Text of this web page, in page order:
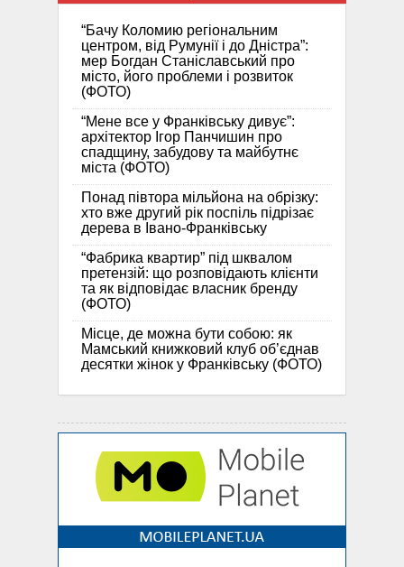
“Бачу Коломию регіональним
центром, від Румунії і до Дністра”:
мер Богдан Станіславський про
місто, його проблеми і розвиток
(ФОТО)
“Мене все у Франківську дивує”:
архітектор Ігор Панчишин про
спадщину, забудову та майбутнє
міста (ФОТО)
Понад півтора мільйона на обрізку:
хто вже другий рік поспіль підрізає
дерева в Івано-Франківську
“Фабрика квартир” під шквалом
претензій: що розповідають клієнти
та як відповідає власник бренду
(ФОТО)
Місце, де можна бути собою: як
Мамський книжковий клуб об’єднав
десятки жінок у Франківську (ФОТО)